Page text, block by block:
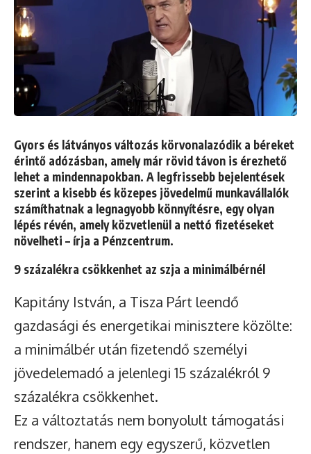
Gyors és látványos változás körvonalazódik a béreket
érintő adózásban, amely már rövid távon is érezhető
lehet a mindennapokban. A legfrissebb bejelentések
szerint a kisebb és közepes jövedelmű munkavállalók
számíthatnak a legnagyobb könnyítésre, egy olyan
lépés révén, amely közvetlenül a nettó fizetéseket
növelheti – írja a Pénzcentrum.
9 százalékra csökkenhet az szja a minimálbérnél
Kapitány István, a Tisza Párt leendő
gazdasági és energetikai minisztere közölte:
a minimálbér után fizetendő személyi
jövedelemadó a jelenlegi 15 százalékról 9
százalékra csökkenhet.
Ez a változtatás nem bonyolult támogatási
rendszer, hanem egy egyszerű, közvetlen